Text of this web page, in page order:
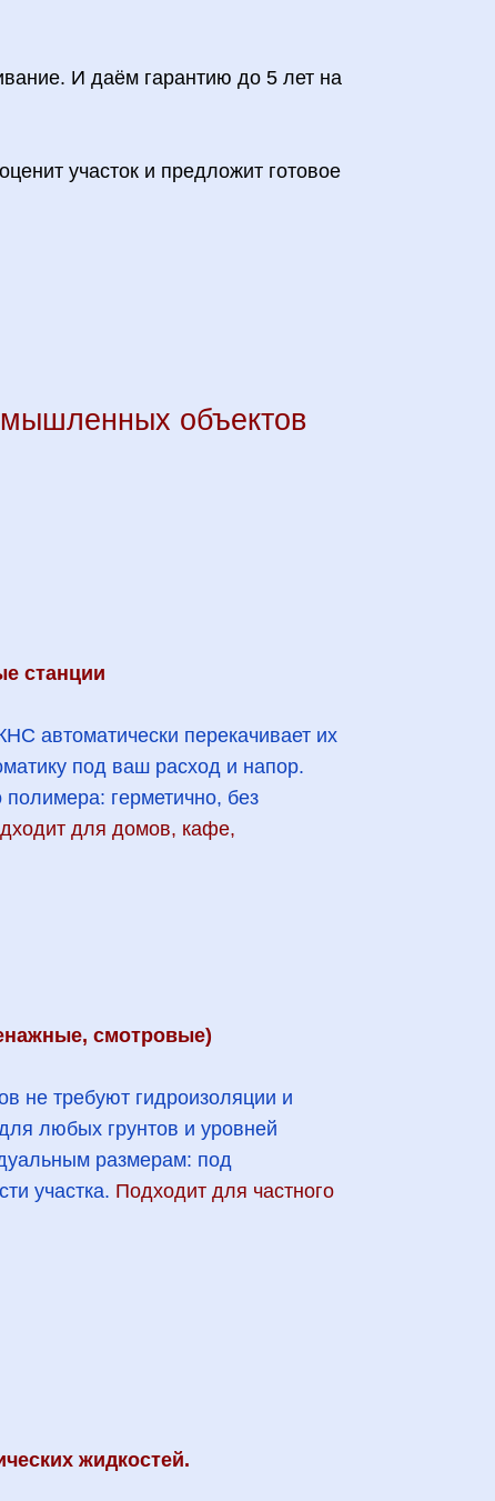
жидкостей.
смотровые)
не требуют гидроизоляции и
любых грунтов и уровней
размерам: под
участка. Подходит для частного
станции
автоматически перекачивает их
под ваш расход и напор.
полимера: герметично, без
для домов, кафе,
И даём гарантию до 5 лет на
участок и предложит готовое
объектов